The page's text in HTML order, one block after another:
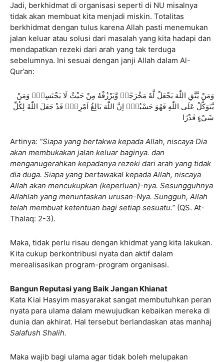
Jadi, berkhidmat di organisasi seperti di NU misalnya
tidak akan membuat kita menjadi miskin. Totalitas
berkhidmat dengan tulus karena Allah pasti menemukan
jalan keluar atau solusi dari masalah yang kita hadapi dan
mendapatkan rezeki dari arah yang tak terduga
sebelumnya. Ini sesuai dengan janji Allah dalam Al-
Qur’an:
وَمَنْ يَّتَّقِ اللّٰهَ يَجْعَلْ لَّهٗ مَخْرَجًاۙ وَّيَرْزُقْهُ مِنْ حَيْثُ لَا يَحْتَسِبُۗ وَمَنْ
يَّتَوَكَّلْ عَلَى اللّٰهِ فَهُوَ حَسْبُهٗۗ اِنَّ اللّٰهَ بَالِغُ اَمْرِهٖۗ قَدْ جَعَلَ اللّٰهُ لِكُلِّ
شَيْءٍ قَدْرًا
Artinya: “Siapa yang bertakwa kepada Allah, niscaya Dia
akan membukakan jalan keluar baginya. dan
menganugerahkan kepadanya rezeki dari arah yang tidak
dia duga. Siapa yang bertawakal kepada Allah, niscaya
Allah akan mencukupkan (keperluan)-nya. Sesungguhnya
Allahlah yang menuntaskan urusan-Nya. Sungguh, Allah
telah membuat ketentuan bagi setiap sesuatu.” (QS. At-
Thalaq: 2-3).
Maka, tidak perlu risau dengan khidmat yang kita lakukan.
Kita cukup berkontribusi nyata dan aktif dalam
merealisasikan program-program organisasi.
Bangun Reputasi yang Baik Jangan Khianat
Kata Kiai Hasyim masyarakat sangat membutuhkan peran
nyata para ulama dalam mewujudkan kebaikan mereka di
dunia dan akhirat. Hal tersebut berlandaskan atas manhaj
Salafush Shalih.
Maka wajib bagi ulama agar tidak boleh melupakan